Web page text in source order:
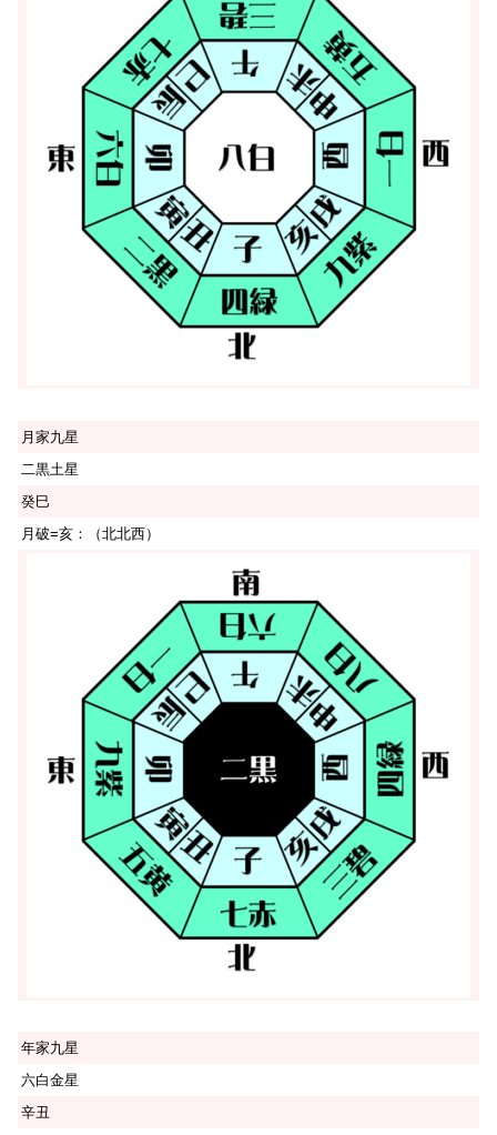
月家九星
二黒土星
癸巳
月破=亥：（北北西）
年家九星
六白金星
辛丑